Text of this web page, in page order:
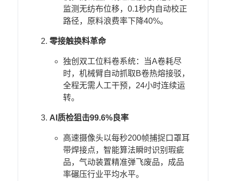
监测无纺布位移，0.1秒内自动校正
路径，原料浪费率下降40%。
​零接触换料革命​
独创双工位料卷系统：当A卷耗尽
时，机械臂自动抓取B卷热熔接驳，
全程无需人工干预，24小时连续运
转。
​AI质检狙击99.6%良率​
高速摄像头以每秒200帧捕捉口罩耳
带焊接点，智能算法瞬时识别瑕疵
品，气动装置精准弹飞废品，成品
率碾压行业平均水平。